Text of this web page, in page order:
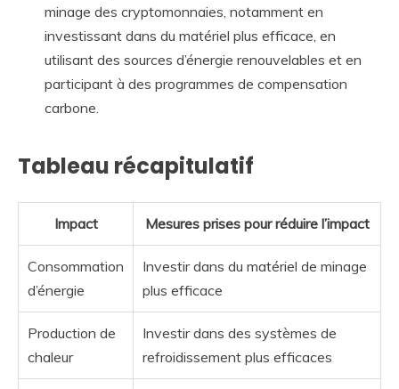
minage des cryptomonnaies, notamment en
investissant dans du matériel plus efficace, en
utilisant des sources d’énergie renouvelables et en
participant à des programmes de compensation
carbone.
Tableau récapitulatif
Impact Mesures prises pour réduire l’impact
Consommation
d’énergie
Investir dans du matériel de minage
plus efficace
Production de
chaleur
Investir dans des systèmes de
refroidissement plus efficaces